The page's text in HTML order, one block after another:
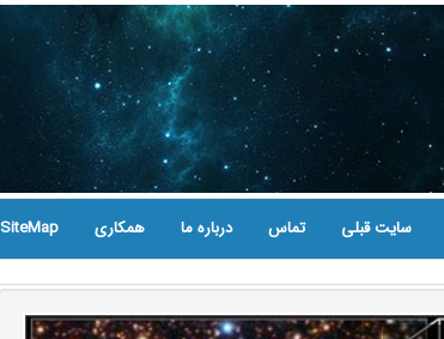
سایت قبلی تماس درباره ما همکاری SiteMap